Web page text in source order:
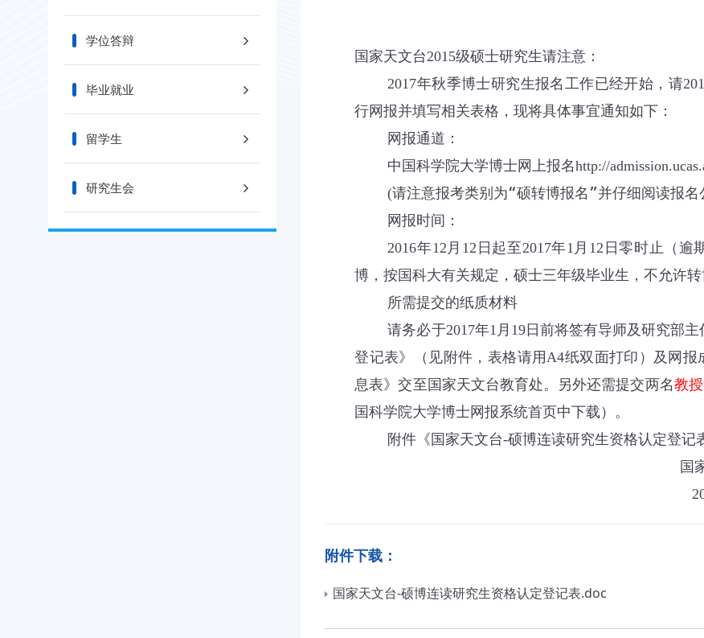
学位答辩
毕业就业
留学生
研究生会
国家天文台2015级硕士研究生请注意：
2017年秋季博士研究生报名工作已经开始，请
行网报并填写相关表格，现将具体事宜通知如下：
网报通道：
中国科学院大学博士网上报名http://
(请注意报考类别为“硕转博报名”并仔细阅读报名
网报时间：
2016年12 月 12 日起至2017年1 月 12 日零时止（逾
博，按国科大有关规定，硕士三年级毕业生，不允许转
所需提交的纸质材料
请务必于2017年1 月 19日前将签有导师及研究部
登记表》（见附件，表格请用A4纸双面打印）及网报
息表》交至国家天文台教育处。另外还需提交两名教
国科学院大学博士网报系统首页中下载）。
附件《国家天文台-硕博连读研究生资格认定登记
国
附件下载：
国家天文台-硕博连读研究生资格认定登记表.doc